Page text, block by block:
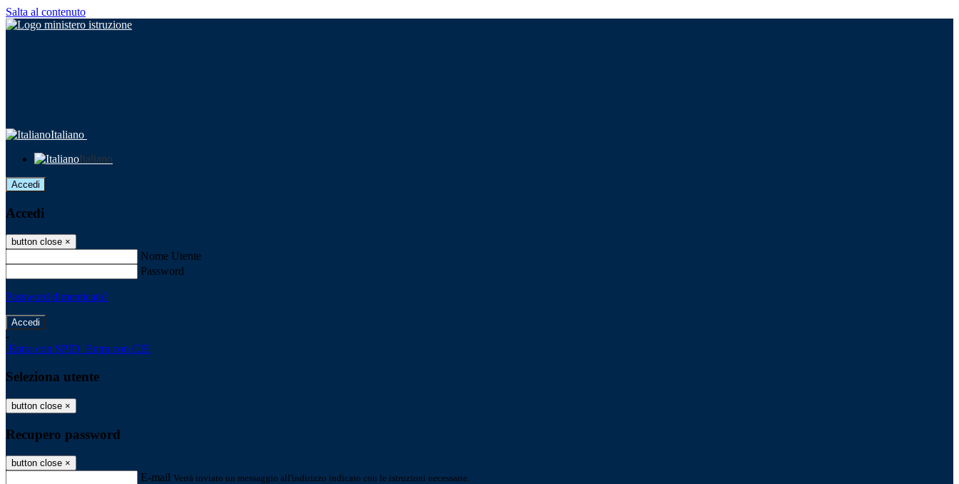
Salta al contenuto
Italiano
Italiano
Accedi
Accedi
button close ×
Nome Utente
Password
Password dimenticata?
-
Entra con SPID Entra con CIE
Seleziona utente
button close ×
Recupero password
button close ×
E-mail Verrà inviato un messaggio all'indirizzo indicato con le istruzioni necessarie.